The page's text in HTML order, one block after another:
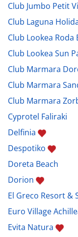
Club Jumbo Petit
Club Laguna
Club Lookea Roda
Club Lookea Sun
Club Marmara
Club Marmara
Club Marmara
Cyprotel Faliraki
Delfinia
Despotiko
Doreta Beach
Dorion
El Greco Resort &
Euro Village
Evita Natura